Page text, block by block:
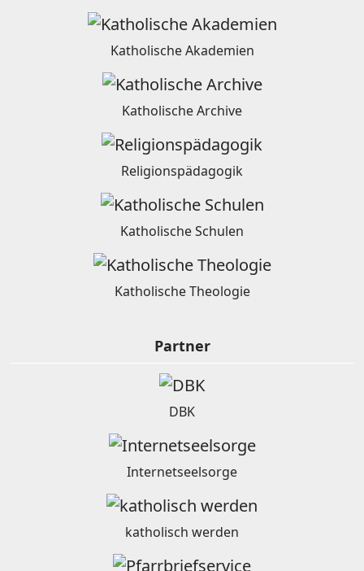
Katholische Akademien
Katholische Archive
Religionspädagogik
Katholische Schulen
Katholische Theologie
Partner
DBK
Internetseelsorge
katholisch werden